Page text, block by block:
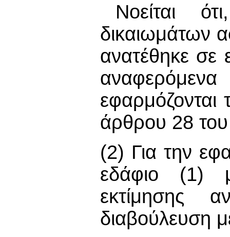
Νοείται
δικαιωμάτων
ανατέθηκε σε
άρθρου 28
(2) Για την
εδάφιο (1)
εκτίμησης
διαβούλευση